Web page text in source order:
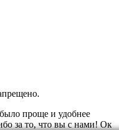
проще и удобнее
за то, что вы с нами!Ок